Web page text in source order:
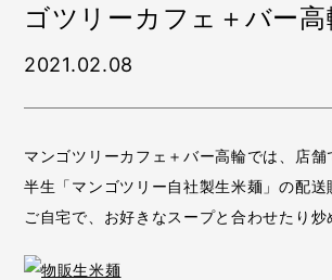
ゴツリーカフェ＋バー
2021.02.08
マンゴツリーカフェ＋バー高輪では、店舗
半生「マンゴツリー自社製生米麺」の配送
ご自宅で、お好きなスープと合わせたり